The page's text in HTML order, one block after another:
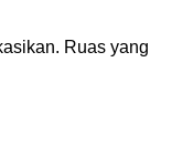
Ruas yang